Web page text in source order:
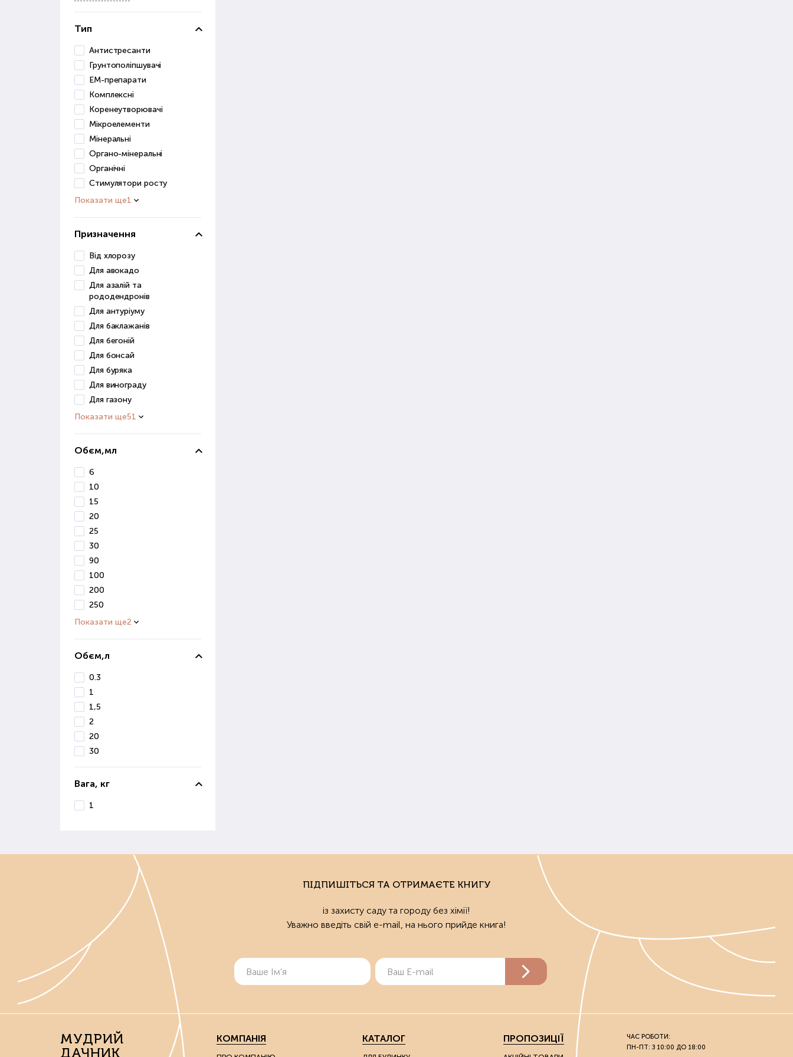
Тип
Антистресанти
Грунтополіпшувачі
ЕМ-препарати
Комплексні
Коренеутворювачі
Мікроелементи
Мінеральні
Органо-мінеральні
Органічні
Стимулятори росту
Показати ще1
Призначення
Від хлорозу
Для авокадо
Для азалій та
рододендронів
Для антуріуму
Для баклажанів
Для бегоній
Для бонсай
Для буряка
Для винограду
Для газону
Показати ще51
Обєм,мл
6
10
15
20
25
30
90
100
200
250
Показати ще2
Обєм,л
0.3
1
1,5
2
20
30
Вага, кг
1
ПІДПИШІТЬСЯ ТА ОТРИМАЄТЕ КНИГУ
із захисту саду та городу без хімії!
Уважно введіть свій e-mail, на нього прийде книга!
МУДРИЙ
ДАЧНИК
КОМПАНІЯ КАТАЛОГ ПРОПОЗИЦІЇ
ЧАС РОБОТИ:
ПН-ПТ: З 10:00 ДО 18:00